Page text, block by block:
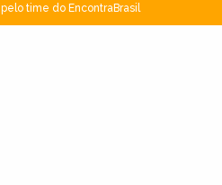
pelo time do EncontraBrasil